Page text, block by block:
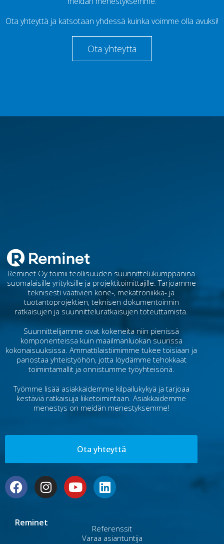
Ota yhteyttä ja katsotaan yhdessä kuinka voimme olla avuksi!
Ota yhteyttä
Reminet Oy toimii teollisuuden suunnittelukumppanina
suomalaisille yrityksille ja projektitoimittajille. Tarjoamme
teknisesti vaativien kone-, mekatroniikka- ja
tuotantoprojektien, teknisen dokumentoinnin
ratkaisujen ja suunnitteluratkaisujen toteuttamista.
Suunnittelijamme ovat kokeneita niin pienissä
komponenteissa kuin maailmanluokan suurissa
kokonaisuuksissa. Ammattilaistiimimme tukee toisiaan ja
panostaa yhteistyöhön, jotta löydämme tehokkaat
toimintamallit ja onnistumme työyhteisönä.
Työmme lisää asiakkaidemme kilpailukykyä ja tarjoaa
kestäviä ratkaisuja liiketoimintaan. Asiakkaidemme
menestys on meidän menestyksemme!
Ota yhteyttä
Reminet
Referenssit
Varaa asiantuntija